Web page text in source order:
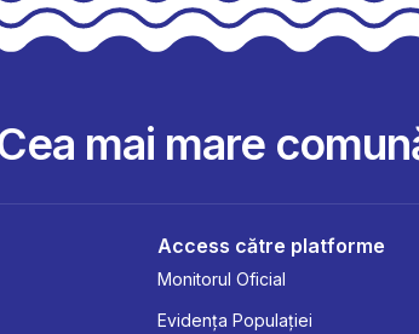
mai mare
Access către platforme
Monitorul Oficial
Evidența Populației